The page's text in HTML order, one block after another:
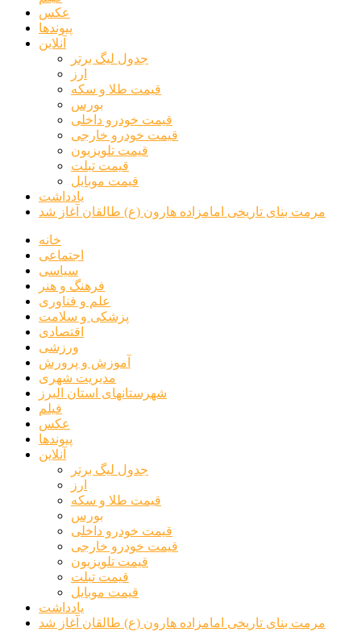
عکس
پیوندها
آنلاین
جدول لیگ برتر
ارز
قیمت طلا و سکه
بورس
قیمت خودرو داخلی
قیمت خودرو خارجی
قیمت تلویزیون
قیمت تبلت
قیمت موبایل
یادداشت
مرمت بنای تاریخی امامزاده هارون (ع) طالقان آغاز شد
خانه
اجتماعی
سیاسی
فرهنگ و هنر
علم و فناوری
پزشکی و سلامت
اقتصادی
ورزشی
آموزش و پرورش
مدیریت شهری
شهرستانهای استان البرز
فیلم
عکس
پیوندها
آنلاین
جدول لیگ برتر
ارز
قیمت طلا و سکه
بورس
قیمت خودرو داخلی
قیمت خودرو خارجی
قیمت تلویزیون
قیمت تبلت
قیمت موبایل
یادداشت
مرمت بنای تاریخی امامزاده هارون (ع) طالقان آغاز شد